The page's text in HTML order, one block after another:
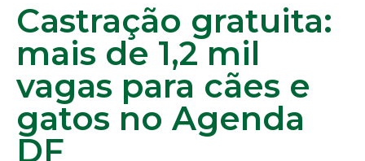
Castração gratuita:
mais de 1,2 mil
vagas para cães e
gatos no Agenda
DF